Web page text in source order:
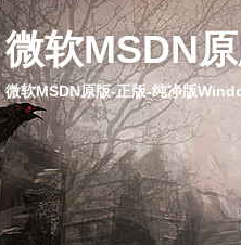
微软MSDN
微软MSDN原版-正版-纯净版